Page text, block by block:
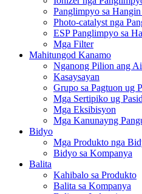
Panglimpyo sa
Photo-catalyst nga
ESP Panglimpyo sa
Mga Filter
Mahitungod Kanamo
Nganong Pilion ang
Kasaysayan
Grupo sa Pagtuon ug
Mga Sertipiko ug
Mga Eksibisyon
Mga Kanunayng
Bidyo
Mga Produkto nga
Bidyo sa Kompanya
Balita
Kahibalo sa Produkto
Balita sa Kompanya